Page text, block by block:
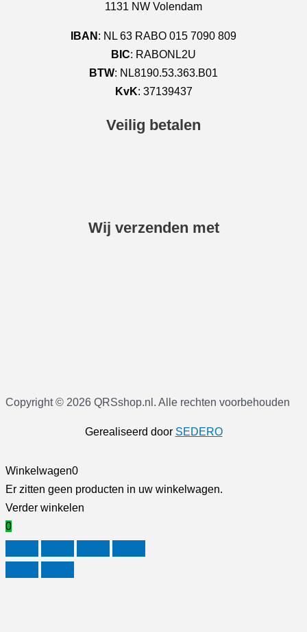
1131 NW Volendam
IBAN : NL 63 RABO 015 7090 809
BIC: RABONL2U
BTW: NL8190.53.363.B01
KvK: 37139437
Veilig betalen
Wij verzenden met
Copyright © 2026 QRSshop.nl. Alle rechten voorbehouden
Gerealiseerd door SEDERO
Winkelwagen0
Er zitten geen producten in uw winkelwagen.
Verder winkelen
0